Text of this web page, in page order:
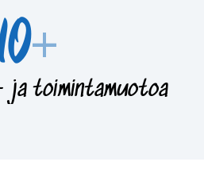
+
toimintamuotoa